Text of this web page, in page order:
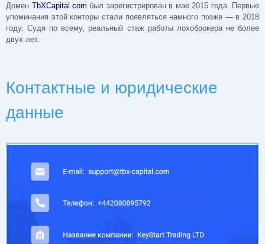
Домен TbXCapital.com был зарегистрирован в мае 2015 года. Первые
упоминания этой конторы стали появляться намного позже — в 2018
году. Судя по всему, реальный стаж работы лохоброкера не более
двух лет.
Контактные и юридические
данные